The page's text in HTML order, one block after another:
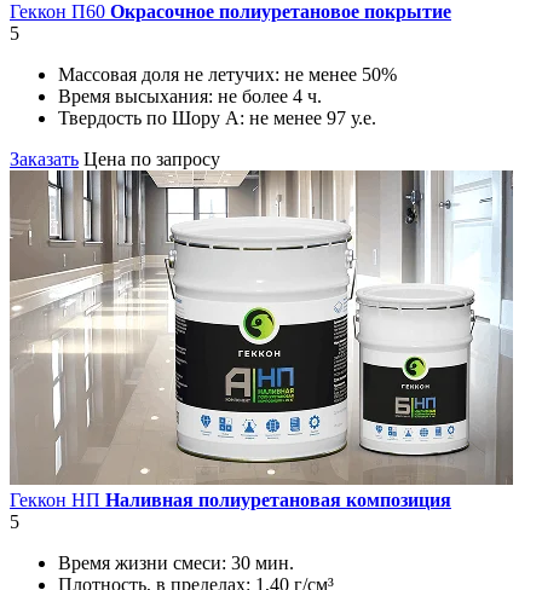
Геккон П60 Окрасочное полиуретановое покрытие
5
Массовая доля не летучих: не менее 50%
Время высыхания: не более 4 ч.
Твердость по Шору А: не менее 97 у.е.
Заказать Цена по запросу
Геккон НП Наливная полиуретановая композиция
5
Время жизни смеси: 30 мин.
Плотность, в пределах: 1,40 г/см³